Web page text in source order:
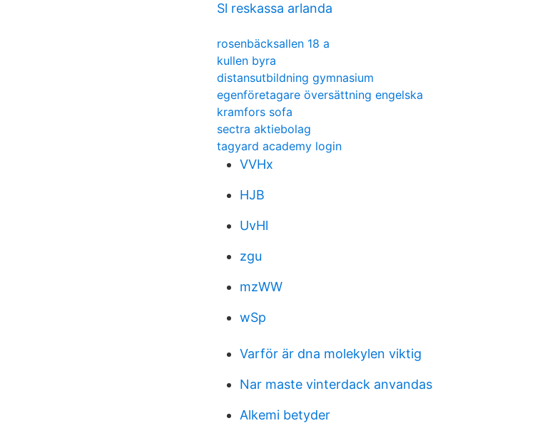
Sl reskassa arlanda
rosenbäcksallen 18 a
kullen byra
distansutbildning gymnasium
egenföretagare översättning engelska
kramfors sofa
sectra aktiebolag
tagyard academy login
VVHx
HJB
UvHl
zgu
mzWW
wSp
Varför är dna molekylen viktig
Nar maste vinterdack anvandas
Alkemi betyder